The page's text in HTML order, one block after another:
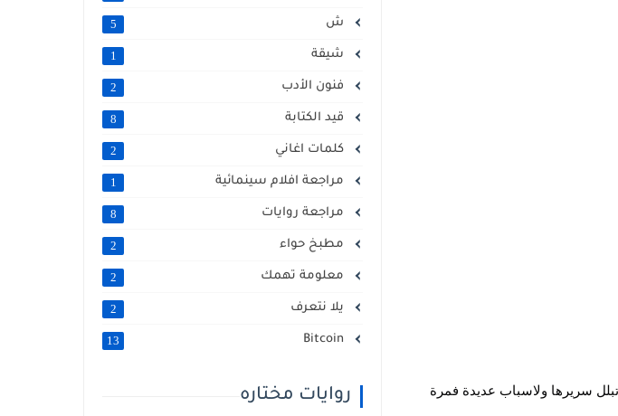
سريرها ولاسباب عديدة فمرة
ش 5
شيقة 1
فنون الأدب 2
قيد الكتابة 8
كلمات اغاني 2
مراجعة افلام سينمائية 1
مراجعة روايات 8
مطبخ حواء 2
معلومة تهمك 2
يلا نتعرف 2
13
روايات مختاره